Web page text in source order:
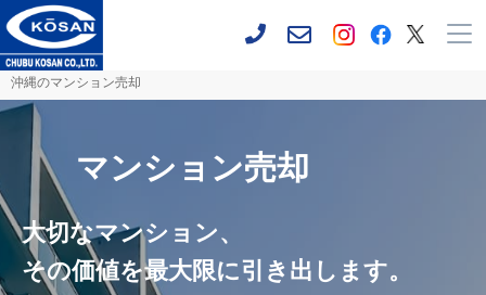
沖縄のマンション売却
マンション売却
大切なマンション、
その価値を最大限に引き出します。